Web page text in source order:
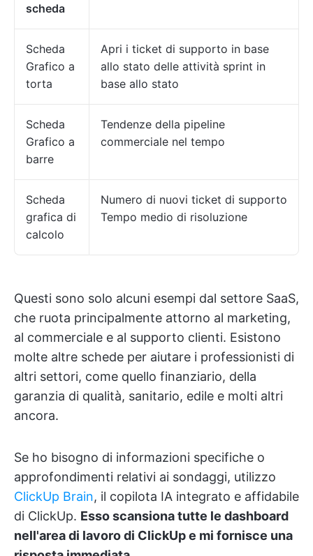
scheda
Scheda
Grafico a
torta
Apri i ticket di supporto in base
allo stato delle attività sprint in
base allo stato
Scheda
Grafico a
barre
Tendenze della pipeline
commerciale nel tempo
Scheda
grafica di
calcolo
Numero di nuovi ticket di supporto
Tempo medio di risoluzione
Questi sono solo alcuni esempi dal settore SaaS,
che ruota principalmente attorno al marketing,
al commerciale e al supporto clienti. Esistono
molte altre schede per aiutare i professionisti di
altri settori, come quello finanziario, della
garanzia di qualità, sanitario, edile e molti altri
ancora.
Se ho bisogno di informazioni specifiche o
approfondimenti relativi ai sondaggi, utilizzo
ClickUp Brain, il copilota IA integrato e affidabile
di ClickUp. Esso scansiona tutte le dashboard
nell'area di lavoro di ClickUp e mi fornisce una